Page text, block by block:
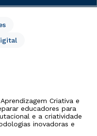
Criativa e
educadores para
e a criatividade
inovadoras e